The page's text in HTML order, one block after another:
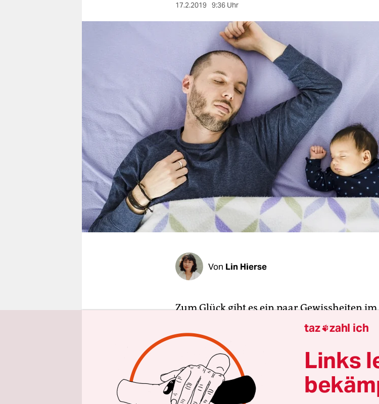
verlag
verlag
veranstaltungen
shop
fragen & hilfe
unterstützen
abo
17.2.2019 9:36 Uhr
Von Lin Hierse
Zum Glück gibt es ein paar Gewissheiten
so einfach rütteln lässt: Der Tag hat 24
wieder die Sonne, und bei schlechter
Söders Instagram-Account
. Um das zu
Studien, es ist eben einfach, wie es ist.
Über andere Dinge weiß die Menschheit
taz zahl ich
Links